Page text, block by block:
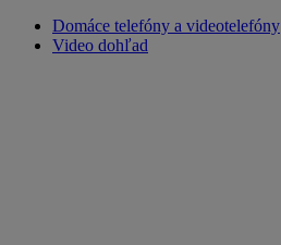
Domáce telefóny a videotelefóny
Video dohľad